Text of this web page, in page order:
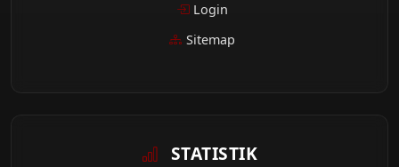
Login
Sitemap
STATISTIK